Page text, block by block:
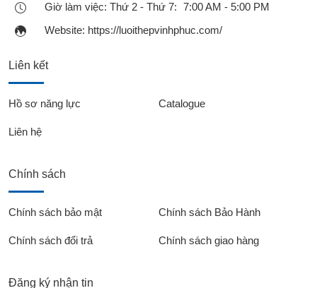
Giờ làm việc: Thứ 2 - Thứ 7: 7:00 AM - 5:00 PM
Website: https://luoithepvinhphuc.com/
Liên kết
Hồ sơ năng lực Catalogue
Liên hệ
Chính sách
Chính sách bảo mật Chính sách Bảo Hành
Chính sách đổi trả Chính sách giao hàng
Đăng ký nhận tin